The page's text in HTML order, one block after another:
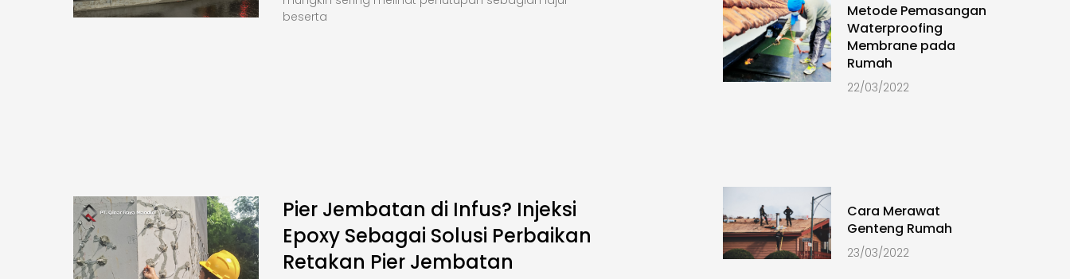
beserta
Pier Jembatan di Infus? Injeksi
Epoxy Sebagai Solusi Perbaikan
Retakan Pier Jembatan
Metode Pemasangan
Waterproofing
Membrane pada
Rumah
22/03/2022
Cara Merawat
Genteng Rumah
23/03/2022